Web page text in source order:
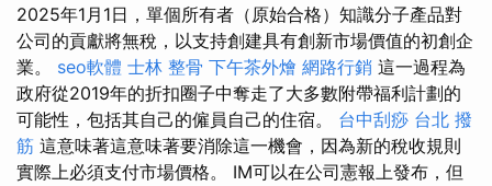
2025年1月1日，單個所有者（原始合格）知識分子產品對
公司的貢獻將無稅，以支持創建具有創新市場價值的初創企
業。 seo軟體 士林 整骨 下午茶外燴 網路行銷 這一過程為
政府從2019年的折扣圈子中奪走了大多數附帶福利計劃的
可能性，包括其自己的僱員自己的住宿。 台中刮痧 台北 撥
筋 這意味著這意味著要消除這一機會，因為新的稅收規則
實際上必須支付市場價格。 IM可以在公司憲報上發布，但